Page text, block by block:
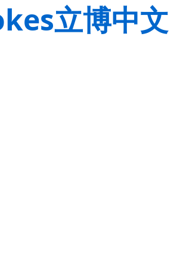
立博中文